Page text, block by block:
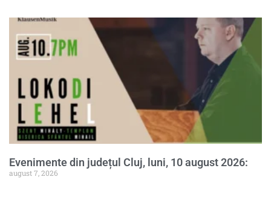
Evenimente din județul Cluj, luni, 10 august 2026:
august 7, 2026